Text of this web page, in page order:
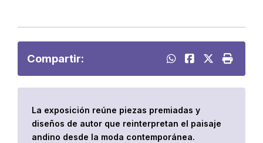
Compartir:
La exposición reúne piezas premiadas y
diseños de autor que reinterpretan el paisaje
andino desde la moda contemporánea.